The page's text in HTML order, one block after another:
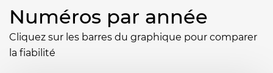
Numéros par année
Cliquez sur les barres du graphique pour comparer
la fiabilité